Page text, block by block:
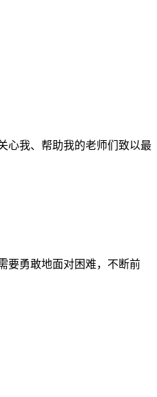
心我、帮助我的老师们致以最
要勇敢地面对困难，不断前